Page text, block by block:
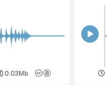
0.03Mb